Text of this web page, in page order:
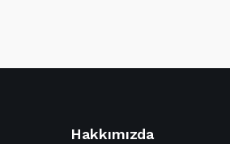
Hakkımızda